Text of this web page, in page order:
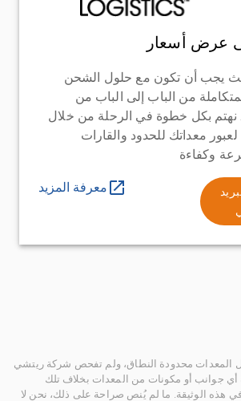
عرض أسعار
يجب أن تكون مع حلول الشحن
من الباب إلى الباب من
نهتم بكل خطوة في الرحلة من خلال
معداتك للحدود والقارات
وكفاءة
معرفة المزيد
المعدات محدودة النطاق، ولم تفحص شركة ريتشي
أي جوانب أو مكونات من المعدات بخلاف تلك
هذه الوثيقة. ما لم يُنص صراحة على ذلك، نحن لا